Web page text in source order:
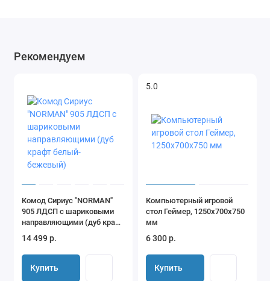
Рекомендуем
Комод Сириус "NORMAN"
905 ЛДСП с шариковыми
направляющими (дуб крафт
белый-бежевый)
14 499 р.
Купить
5.0
Компьютерный игровой
стол Геймер, 1250х700х750
мм
6 300 р.
Купить